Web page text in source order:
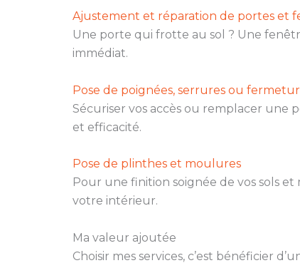
Ajustement et réparation de portes et
Une porte qui frotte au sol ? Une
immédiat.
Pose de poignées, serrures ou
Sécuriser vos accès ou remplacer une
et efficacité.
Pose de plinthes et moulures
Pour une finition soignée de vos sols
votre intérieur.
Ma valeur ajoutée
Choisir mes services, c’est bénéficier